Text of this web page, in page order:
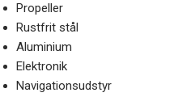
Propeller
Rustfrit stål
Aluminium
Elektronik
Navigationsudstyr